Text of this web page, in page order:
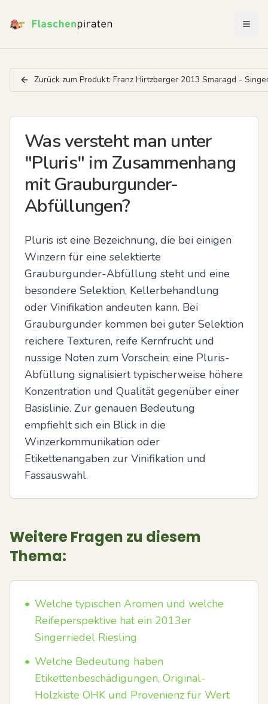
Zurück zum Produkt: Franz Hirtzberger 2013 Smaragd -
Was versteht man unter
"Pluris" im Zusammenhang
mit Grauburgunder-
Abfüllungen?
Pluris ist eine Bezeichnung, die bei einigen
Winzern für eine selektierte
Grauburgunder-Abfüllung steht und eine
besondere Selektion, Kellerbehandlung
oder Vinifikation andeuten kann. Bei
Grauburgunder kommen bei guter Selektion
reichere Texturen, reife Kernfrucht und
nussige Noten zum Vorschein; eine Pluris-
Abfüllung signalisiert typischerweise höhere
Konzentration und Qualität gegenüber einer
Basislinie. Zur genauen Bedeutung
empfiehlt sich ein Blick in die
Winzerkommunikation oder
Etikettenangaben zur Vinifikation und
Fassauswahl.
Weitere Fragen zu diesem
Thema:
• Welche typischen Aromen und welche
Reifeperspektive hat ein 2013er
Singerriedel Riesling
• Welche Bedeutung haben
Etikettenbeschädigungen, Original-
Holzkiste OHK und Provenienz für Wert